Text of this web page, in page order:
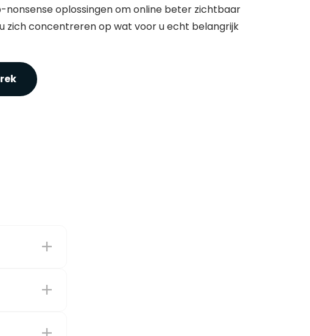
oplossingen om online beter zichtbaar
zich concentreren op wat voor u echt belangrijk